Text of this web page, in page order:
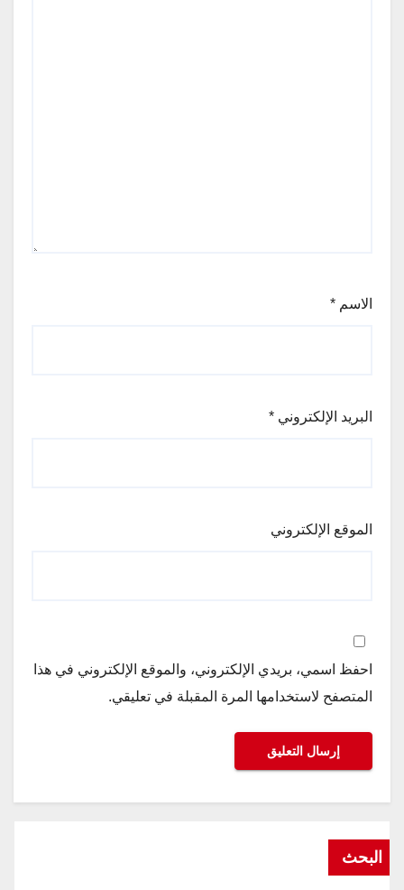
الاسم *
البريد الإلكتروني *
الموقع الإلكتروني
احفظ اسمي، بريدي الإلكتروني، والموقع الإلكتروني في هذا
المتصفح لاستخدامها المرة المقبلة في تعليقي.
البحث